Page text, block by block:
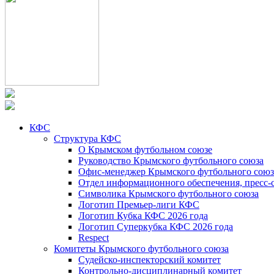
КФС
Структура КФС
О Крымском футбольном союзе
Руководство Крымского футбольного союза
Офис-менеджер Крымского футбольного
Отдел информационного обеспечения, пресс-
Символика Крымского футбольного союза
Логотип Премьер-лиги КФС
Логотип Кубка КФС 2026 года
Логотип Суперкубка КФС 2026 года
Respect
Комитеты Крымского футбольного союза
Судейско-инспекторский комитет
Контрольно-дисциплинарный комитет